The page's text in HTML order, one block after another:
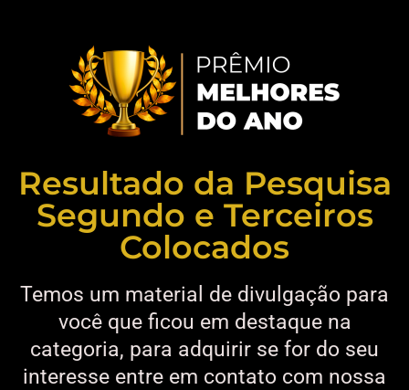
Resultado da Pesquisa
Segundo e Terceiros
Colocados
Temos um material de divulgação para
você que ficou em destaque na
categoria, para adquirir se for do seu
interesse entre em contato com nossa